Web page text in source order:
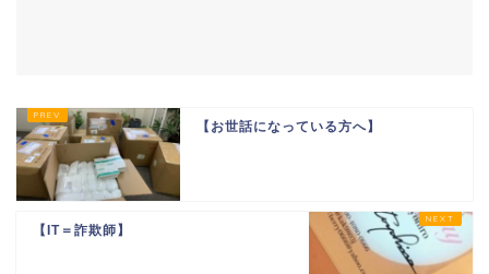
【お世話になっている方へ】
【IT＝詐欺師】